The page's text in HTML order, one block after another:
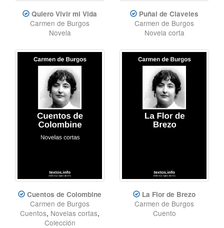
Quiero Vivir mi Vida
Carmen de Burgos
Novela
Puñal de Claveles
Carmen de Burgos
Novela corta
Cuentos de Colombine
Carmen de Burgos
Cuentos, Novelas cortas,
Colección
La Flor de Brezo
Carmen de Burgos
Cuento